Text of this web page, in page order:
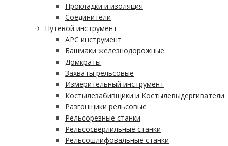
Прокладки и изоляция
Соединители
Путевой инструмент
АРС инструмент
Башмаки железнодорожные
Домкраты
Захваты рельсовые
Измерительный инструмент
Костылезабивщики и Костылевыдергиватели
Разгонщики рельсовые
Рельсорезные станки
Рельсосверлильные станки
Рельсошлифовальные станки